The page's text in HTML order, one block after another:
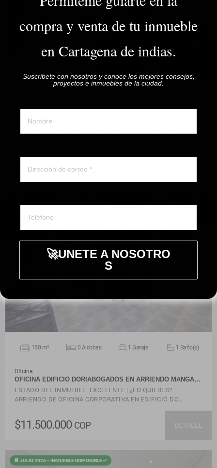
VER DETALLES
Apartamento
EN VENTA APARTAMENTO DE 2 ALCOBAS BAIA KRISTAL Z…
ESTADO DEL INMUEBLE: Excelente | ¿LO QUIERES? Vendemos
$850.000.000COP
📆 JULIO 2026 - INMUEBLE DISPONIBLE ✅
VER DETALLES
160 m² 0 Alcobas 1 Garaje 1 Baño(s)
Oficina
OFICINA EDIFICIO DORIABOGADOS EN ARRIENDO MANGA…
ESTADO DEL INMUEBLE: EXCELENTE | ¿LO QUIERES?
ARRIENDO DE OFICINA CORPORATIVA EN EDIFICIO DO…
$11.500.000 COP DETALLE
📆 JULIO 2026 - INMUEBLE DISPONIBLE ✅
compra y venta de tu inmueble
en Cartagena de indias.
Suscribete con nosotros y conoce los mejores consejos,
proyectos e inmuebles de la ciudad.
🚀UNETE A NOSOTRO
S